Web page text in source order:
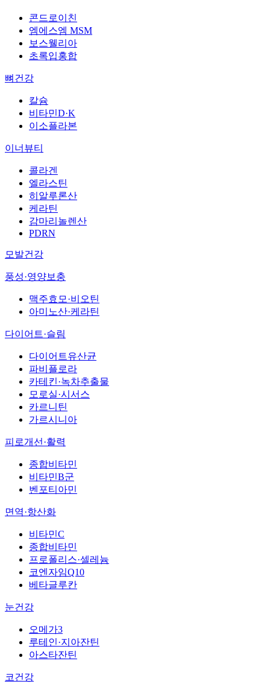
콘드로이친
엠에스엠 MSM
보스웰리아
초록입홍합
뼈건강
칼슘
비타민D·K
이소플라본
이너뷰티
콜라겐
엘라스틴
히알루론산
케라틴
감마리놀렌산
PDRN
모발건강
풍성·영양보충
맥주효모·비오틴
아미노산·케라틴
다이어트·슬림
다이어트유산균
파비플로라
카테킨·녹차추출물
모로실·시서스
카르니틴
가르시니아
피로개선·활력
종합비타민
비타민B군
벤포티아민
면역·항산화
비타민C
종합비타민
프로폴리스·셀레늄
코엔자임Q10
베타글루칸
눈건강
오메가3
루테인·지아잔틴
아스타잔틴
코건강